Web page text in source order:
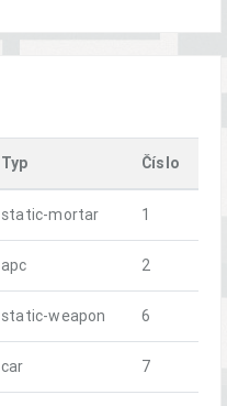
Typ Číslo
static-mortar 1
apc 2
static-weapon 6
car 7